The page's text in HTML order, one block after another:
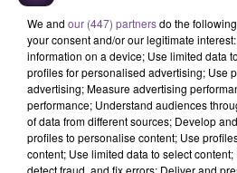
A LA UNE
19h13
Champagnac-la-
gendarmerie
We and our (447) partnersdo the
your consent and/or our legitimate
information on a device; Use limited data
profiles for personalised advertising; Use
advertising; Measure advertising
performance; Understand audiences
of data from different sources; Develop
profiles to personalise content; Use
content; Use limited data to select
detect fraud, and fix errors; Deliver and